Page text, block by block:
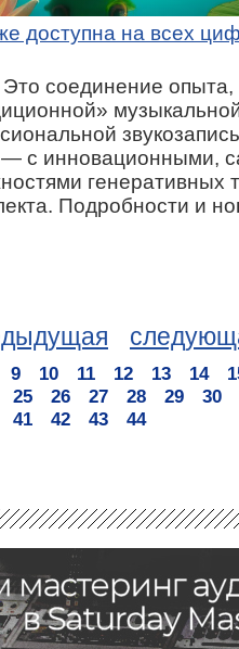
доступна на всех
Это соединение опыта,
— с инновационными,
генеративных
Подробности и
9 10 11 12 13 14
25 26 27 28 29
30
41 42 43 44